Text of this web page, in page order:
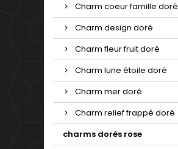
Charm coeur famille doré
Charm design doré
Charm fleur fruit doré
Charm lune étoile doré
Charm mer doré
Charm relief frappé doré
charms dorés rose